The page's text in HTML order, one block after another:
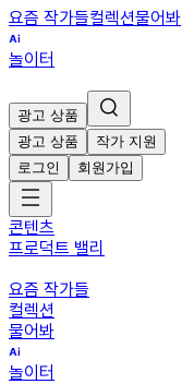
요즘 작가들컬렉션물어봐
놀이터
광고 상품
광고 상품
작가 지원
로그인
회원가입
콘텐츠
프로덕트 밸리
요즘 작가들
컬렉션
물어봐
놀이터